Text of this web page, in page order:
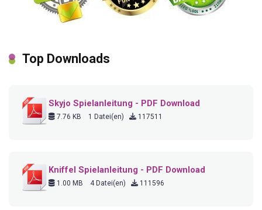
Top Downloads
Skyjo Spielanleitung - PDF Download
7.76 KB 1 Datei(en) 117511
Kniffel Spielanleitung - PDF Download
1.00 MB 4 Datei(en) 111596